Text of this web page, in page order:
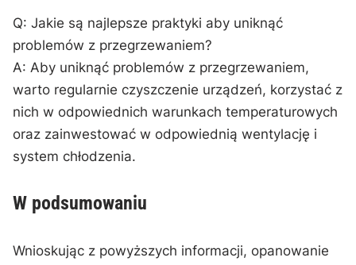
Q: Jakie są najlepsze​ praktyki aby⁢ uniknąć
problemów z przegrzewaniem?
A: Aby uniknąć problemów z przegrzewaniem,
warto regularnie czyszczenie urządzeń, korzystać z
nich w odpowiednich⁢ warunkach temperaturowych
oraz zainwestować w odpowiednią wentylację i‌
system chłodzenia.
W podsumowaniu
Wnioskując ‍z‌ powyższych ​informacji, opanowanie